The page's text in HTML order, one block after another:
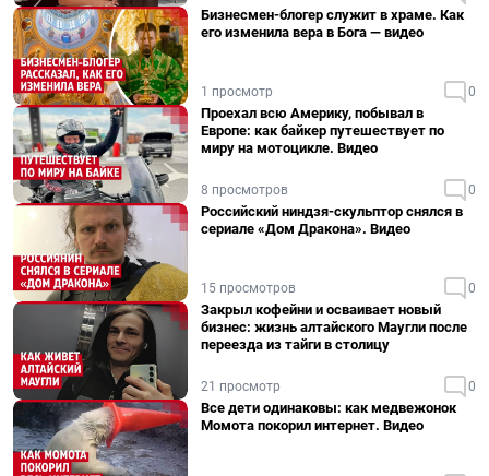
Бизнесмен-блогер служит в храме. Как
его изменила вера в Бога — видео
1 просмотр 0
Проехал всю Америку, побывал в
Европе: как байкер путешествует по
миру на мотоцикле. Видео
8 просмотров 0
Российский ниндзя-скульптор снялся в
сериале «Дом Дракона». Видео
15 просмотров 0
Закрыл кофейни и осваивает новый
бизнес: жизнь алтайского Маугли после
переезда из тайги в столицу
21 просмотр 0
Все дети одинаковы: как медвежонок
Момота покорил интернет. Видео